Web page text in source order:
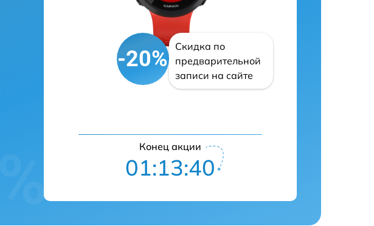
-20%
Скидка по
предварительной
записи на сайте
Конец акции
01:13:39